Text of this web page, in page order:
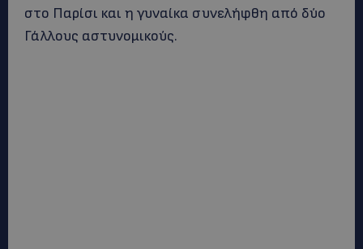
στο Παρίσι και η γυναίκα συνελήφθη από δύο
Γάλλους αστυνομικούς.